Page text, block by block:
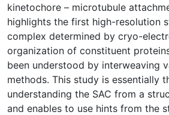
kinetochore – microtubule
highlights the first high-resolution
complex determined by cryo-
organization of constituent
been understood by interweaving
methods. This study is essentially
understanding the SAC from a
and enables to use hints from the